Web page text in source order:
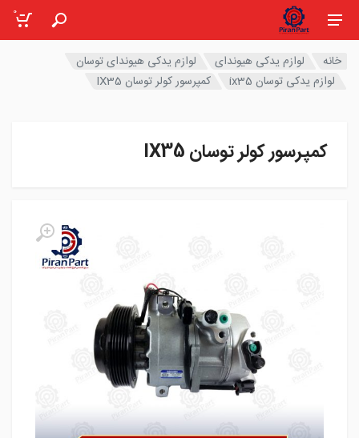
0
خانه لوازم یدکی هیوندای
لوازم یدکی هیوندای توسان
لوازم یدکی توسان ix35
کمپرسور کولر توسان IX35
کمپرسور کولر توسان IX35